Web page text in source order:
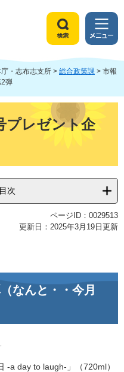
索
メ
ニ
ュ
ー
・志布志支所 > 総合政策課 > 市報
2弾
プレゼント企
次
ページID：0029513
更新日：2025年3月19日更新
なんと・・今月
-a day to laugh-」（720ml）